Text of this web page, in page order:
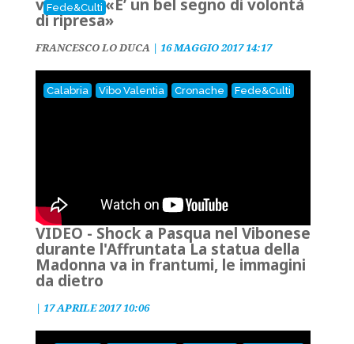
Fede&Culti
vescovo: «E’ un bel segno di volontà
di ripresa»
FRANCESCO LO DUCA| 16 MAGGIO 2017 14:17
Calabria Vibo Valentia Cronache Fede&Culti
VIDEO - Shock a Pasqua nel Vibonese
durante l'Affruntata La statua della
Madonna va in frantumi, le immagini
da dietro
| 17 APRILE 2017 10:06